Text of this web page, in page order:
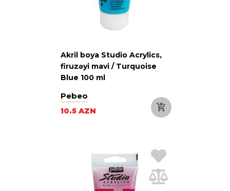
Akril boya Studio Acrylics,
firuzəyi mavi / Turquoise
Blue 100 ml
Pebeo
10.5 AZN